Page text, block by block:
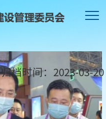
归档时间： 2023-03-20